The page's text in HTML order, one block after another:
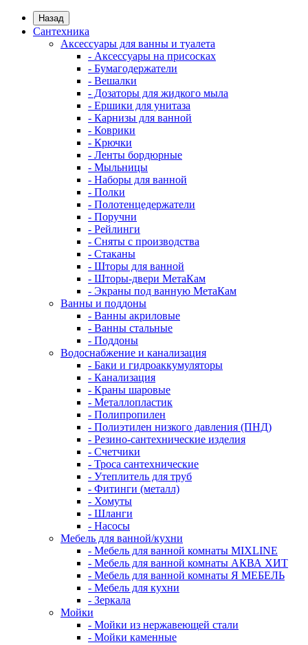
Назад
Сантехника
Аксессуары для ванны и туалета
- Аксессуары на присосках
- Бумагодержатели
- Вешалки
- Дозаторы для жидкого мыла
- Ершики для унитаза
- Карнизы для ванной
- Коврики
- Крючки
- Ленты бордюрные
- Мыльницы
- Наборы для ванной
- Полки
- Полотенцедержатели
- Поручни
- Рейлинги
- Сняты с производства
- Стаканы
- Шторы для ванной
- Шторы-двери МетаКам
- Экраны под ванную МетаКам
Ванны и поддоны
- Ванны акриловые
- Ванны стальные
- Поддоны
Водоснабжение и канализация
- Баки и гидроаккумуляторы
- Канализация
- Краны шаровые
- Металлопластик
- Полипропилен
- Полиэтилен низкого давления (ПНД)
- Резино-сантехнические изделия
- Счетчики
- Троса сантехнические
- Утеплитель для труб
- Фитинги (металл)
- Хомуты
- Шланги
- Насосы
Мебель для ванной/кухни
- Мебель для ванной комнаты MIXLINE
- Мебель для ванной комнаты АКВА ХИТ
- Мебель для ванной комнаты Я МЕБЕЛЬ
- Мебель для кухни
- Зеркала
Мойки
- Мойки из нержавеющей стали
- Мойки каменные